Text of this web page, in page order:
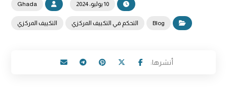
Ghada 10 يوليو، 2024
Blog التحكم في التكييف المركزي التكييف المركزي